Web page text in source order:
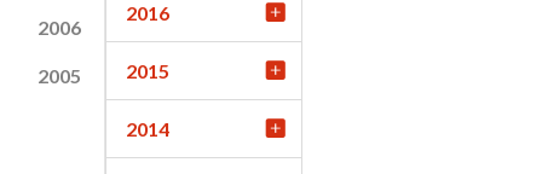
2006
2005
2016
2015
2014